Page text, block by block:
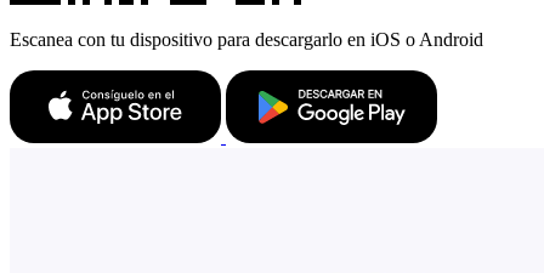
Escanea con tu dispositivo para descargarlo en iOS o Android